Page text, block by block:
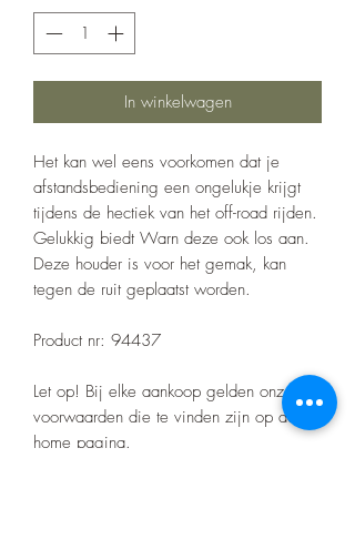
In winkelwagen
Het kan wel eens voorkomen dat je
afstandsbediening een ongelukje krijgt
tijdens de hectiek van het off-road rijden.
Gelukkig biedt Warn deze ook los aan.
Deze houder is voor het gemak, kan
tegen de ruit geplaatst worden.
Product nr: 94437
Let op! Bij elke aankoop gelden onze
voorwaarden die te vinden zijn op de
home pagina.